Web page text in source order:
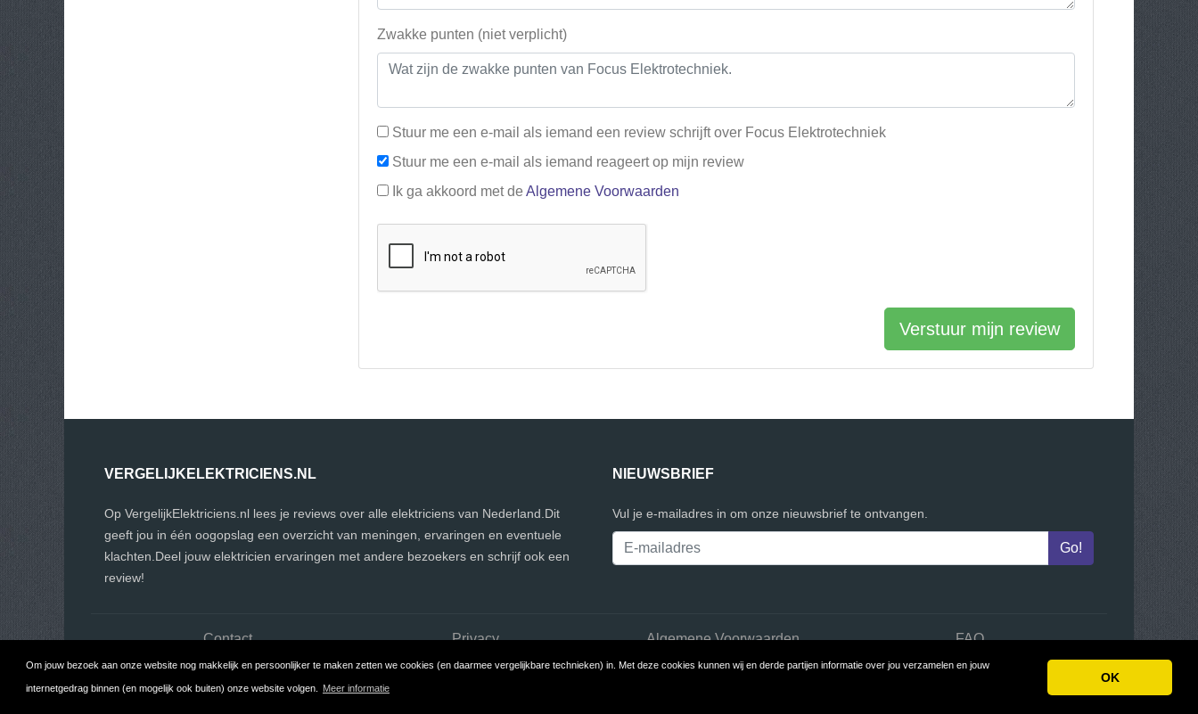
Om jouw bezoek aan onze website nog makkelijk en persoonlijker te maken zetten we cookies (en daarmee vergelijkbare technieken) in. Met deze cookies kunnen wij en derde partijen informatie over jou verzamelen en jouw
internetgedrag binnen (en mogelijk ook buiten) onze website volgen. Meer informatie
OK
Zwakke punten (niet verplicht)
Stuur me een e-mail als iemand een review schrijft over Focus Elektrotechniek
Stuur me een e-mail als iemand reageert op mijn review
Ik ga akkoord met de Algemene Voorwaarden
Verstuur mijn review
VERGELIJKELEKTRICIENS.NL
Op VergelijkElektriciens.nl lees je reviews over alle elektriciens van Nederland.Dit
geeft jou in één oogopslag een overzicht van meningen, ervaringen en eventuele
klachten.Deel jouw elektricien ervaringen met andere bezoekers en schrijf ook een
review!
NIEUWSBRIEF
Vul je e-mailadres in om onze nieuwsbrief te ontvangen.
Contact Privacy Algemene Voorwaarden FAQ
Copyright © 2026 VergelijkElektriciens.nl